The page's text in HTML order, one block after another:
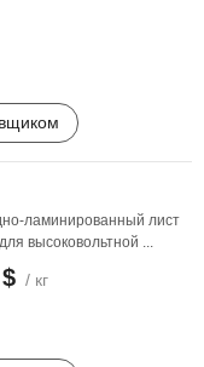
ламинированный лист
высоковольтной ...
/ кг